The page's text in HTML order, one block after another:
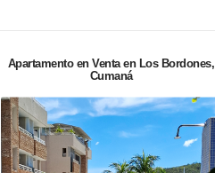
Apartamento en Venta en Los Bordones,
Cumaná